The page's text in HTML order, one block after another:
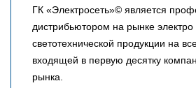
ГК «Электросеть»© является
дистрибьютором на рынке электро
светотехнической продукции на
входящей в первую десятку
рынка.